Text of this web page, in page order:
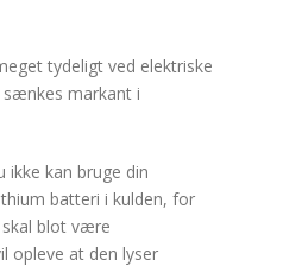
tydeligt ved elektriske
markant i
ikke kan bruge din
batteri i kulden, for
skal blot være
opleve at den lyser